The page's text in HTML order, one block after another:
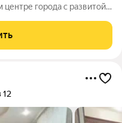
города с развитой
хочет жить в удобном
12